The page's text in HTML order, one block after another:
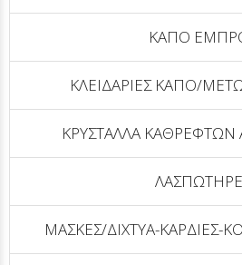
ΚΑΠΟ
ΚΛΕΙΔΑΡΙΕΣ ΚΑΠΟ/
ΚΡΥΣΤΑΛΛΑ ΚΑΘΡΕΦΤΩΝ
ΜΑΣΚΕΣ/ΔΙΧΤΥΑ-ΚΑΡΔΙΕΣ-